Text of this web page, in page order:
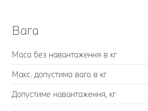
Вага
Маса без навантаження в кг
Макс. допустима вага в кг
Допустиме навантаження, кг